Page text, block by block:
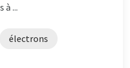
à ...
électrons